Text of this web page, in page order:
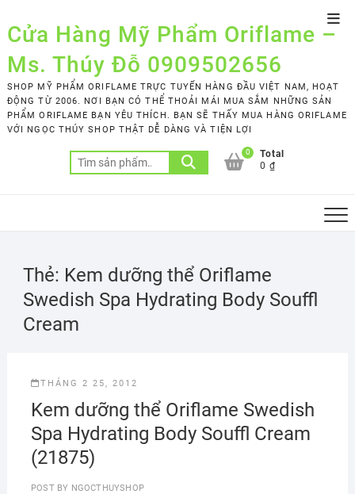
to
content
Cửa Hàng Mỹ Phẩm Oriflame –
Ms. Thúy Đỗ 0909502656
SHOP MỸ PHẨM ORIFLAME TRỰC TUYẾN HÀNG ĐẦU VIỆT NAM, HOẠT
ĐỘNG TỪ 2006. NƠI BẠN CÓ THỂ THOẢI MÁI MUA SẮM NHỮNG SẢN
PHẨM ORIFLAME BẠN YÊU THÍCH. BẠN SẼ THẤY MUA HÀNG ORIFLAME
VỚI NGỌC THÚY SHOP THẬT DỄ DÀNG VÀ TIỆN LỢI
Tìm
kiếm:
0
Total
0 ₫
Thẻ: Kem dưỡng thể Oriflame
Swedish Spa Hydrating Body Souffl
Cream
THÁNG 2 25, 2012
Kem dưỡng thể Oriflame Swedish
Spa Hydrating Body Souffl Cream
(21875)
POST BY NGOCTHUYSHOP